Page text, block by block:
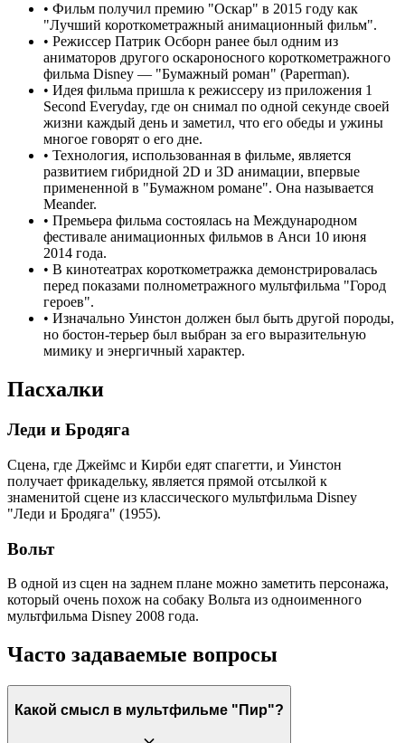
• Фильм получил премию "Оскар" в 2015 году как
"Лучший короткометражный анимационный фильм".
• Режиссер Патрик Осборн ранее был одним из
аниматоров другого оскароносного короткометражного
фильма Disney — "Бумажный роман" (Paperman).
• Идея фильма пришла к режиссеру из приложения 1
Second Everyday, где он снимал по одной секунде своей
жизни каждый день и заметил, что его обеды и ужины
многое говорят о его дне.
• Технология, использованная в фильме, является
развитием гибридной 2D и 3D анимации, впервые
примененной в "Бумажном романе". Она называется
Meander.
• Премьера фильма состоялась на Международном
фестивале анимационных фильмов в Анси 10 июня
2014 года.
• В кинотеатрах короткометражка демонстрировалась
перед показами полнометражного мультфильма "Город
героев".
• Изначально Уинстон должен был быть другой породы,
но бостон-терьер был выбран за его выразительную
мимику и энергичный характер.
Пасхалки
Леди и Бродяга
Сцена, где Джеймс и Кирби едят спагетти, и Уинстон
получает фрикадельку, является прямой отсылкой к
знаменитой сцене из классического мультфильма Disney
"Леди и Бродяга" (1955).
Вольт
В одной из сцен на заднем плане можно заметить персонажа,
который очень похож на собаку Вольта из одноименного
мультфильма Disney 2008 года.
Часто задаваемые вопросы
Какой смысл в мультфильме "Пир"?